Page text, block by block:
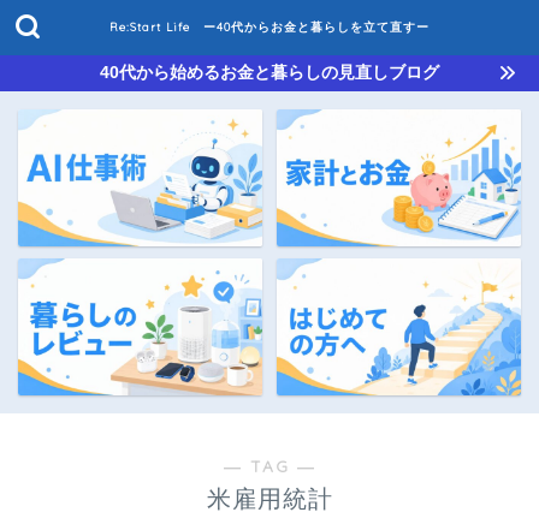
Re:Start Life ー40代からお金と暮らしを立て直すー
40代から始めるお金と暮らしの見直しブログ
― TAG ―
米雇用統計